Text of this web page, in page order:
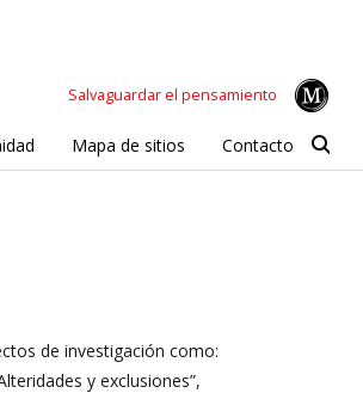
Salvaguardar el pensamiento
Mapa de sitios Contacto
de investigación como:
y exclusiones”,